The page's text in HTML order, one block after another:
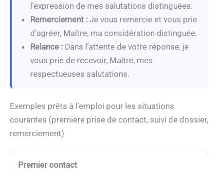
l’expression de mes salutations distinguées.
Remerciement : Je vous remercie et vous prie
d’agréer, Maître, ma considération distinguée.
Relance : Dans l’attente de votre réponse, je
vous prie de recevoir, Maître, mes
respectueuses salutations.
Exemples prêts à l’emploi pour les situations
courantes (première prise de contact, suivi de dossier,
remerciement)
Premier contact